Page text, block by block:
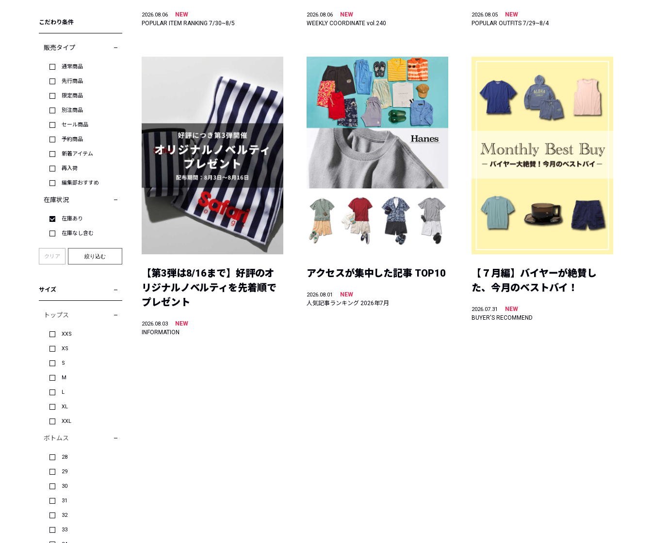
こだわり条件
販売タイプ
通常商品
先行商品
限定商品
別注商品
セール商品
予約商品
新着アイテム
再入荷
編集部おすすめ
在庫状況
在庫あり
在庫なし含む
クリア 絞り込む
サイズ
トップス
XXS
XS
S
M
L
XL
XXL
ボトムス
28
29
30
31
32
33
2026.08.06
NEW
POPULAR ITEM RANKING 7/30~8/5
2026.08.06
NEW
WEEKLY COORDINATE vol.240
2026.08.05
NEW
POPULAR OUTFITS 7/29~8/4
【第3弾は8/16まで】好評のオ
リジナルノベルティを先着順で
プレゼント
2026.08.03
NEW
INFORMATION
アクセスが集中した記事 TOP10
2026.08.01
NEW
人気記事ランキング 2026年7月
【７月編】バイヤーが絶賛し
た、今月のベストバイ！
2026.07.31
NEW
BUYER'S RECOMMEND